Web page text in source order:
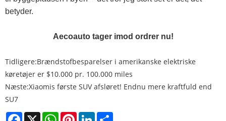
betyder.
Aecoauto tager imod ordrer nu!
Tidligere:Brændstofbesparelser i amerikanske elektriske
køretøjer er $10.000 pr. 100.000 miles
Næste:Xiaomis første SUV afsløret! Endnu mere kraftfuld end
SU7
Facebook
X WhatsAppPinterestLinkedIn